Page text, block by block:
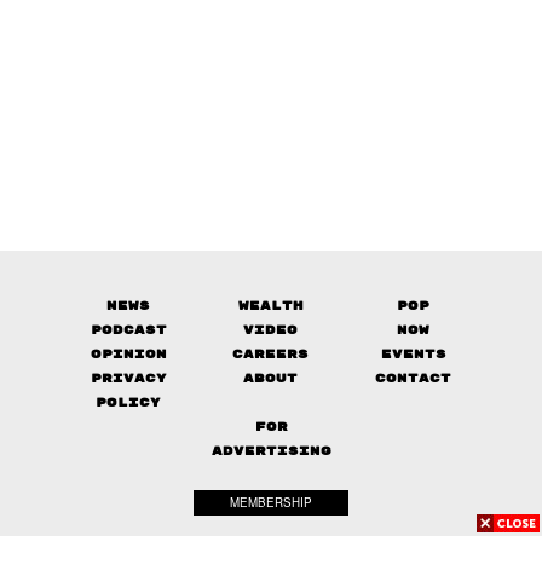
News Wealth
Pop
Podcast
Video
Now
Opinion
Careers
Events
Privacy
Policy
About Contact
FOR
ADVERTISING
MEMBERSHIP